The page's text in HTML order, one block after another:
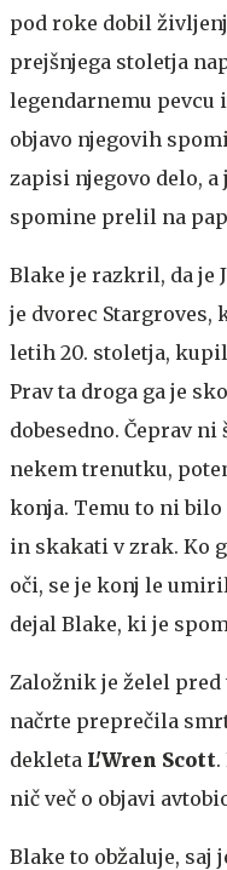
pod roke dobil
prejšnjega stoletja
legendarnemu pevcu
objavo njegovih
zapisi njegovo delo, a
spomine prelil na
Blake je razkril, da je
je dvorec Stargroves,
letih 20. stoletja,
Prav ta droga ga je
dobesedno. Čeprav
nekem trenutku,
konja. Temu to ni bilo
in skakati v zrak. Ko
oči, se je konj le
dejal Blake, ki je
Založnik je želel
načrte preprečila
dekleta L'Wren Scott
nič več o objavi
Blake to obžaluje,